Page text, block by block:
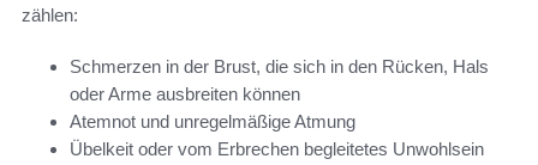
zählen:
Schmerzen in der Brust, die sich in den Rücken, Hals
oder Arme ausbreiten können
Atemnot und unregelmäßige Atmung
Übelkeit oder vom Erbrechen begleitetes Unwohlsein